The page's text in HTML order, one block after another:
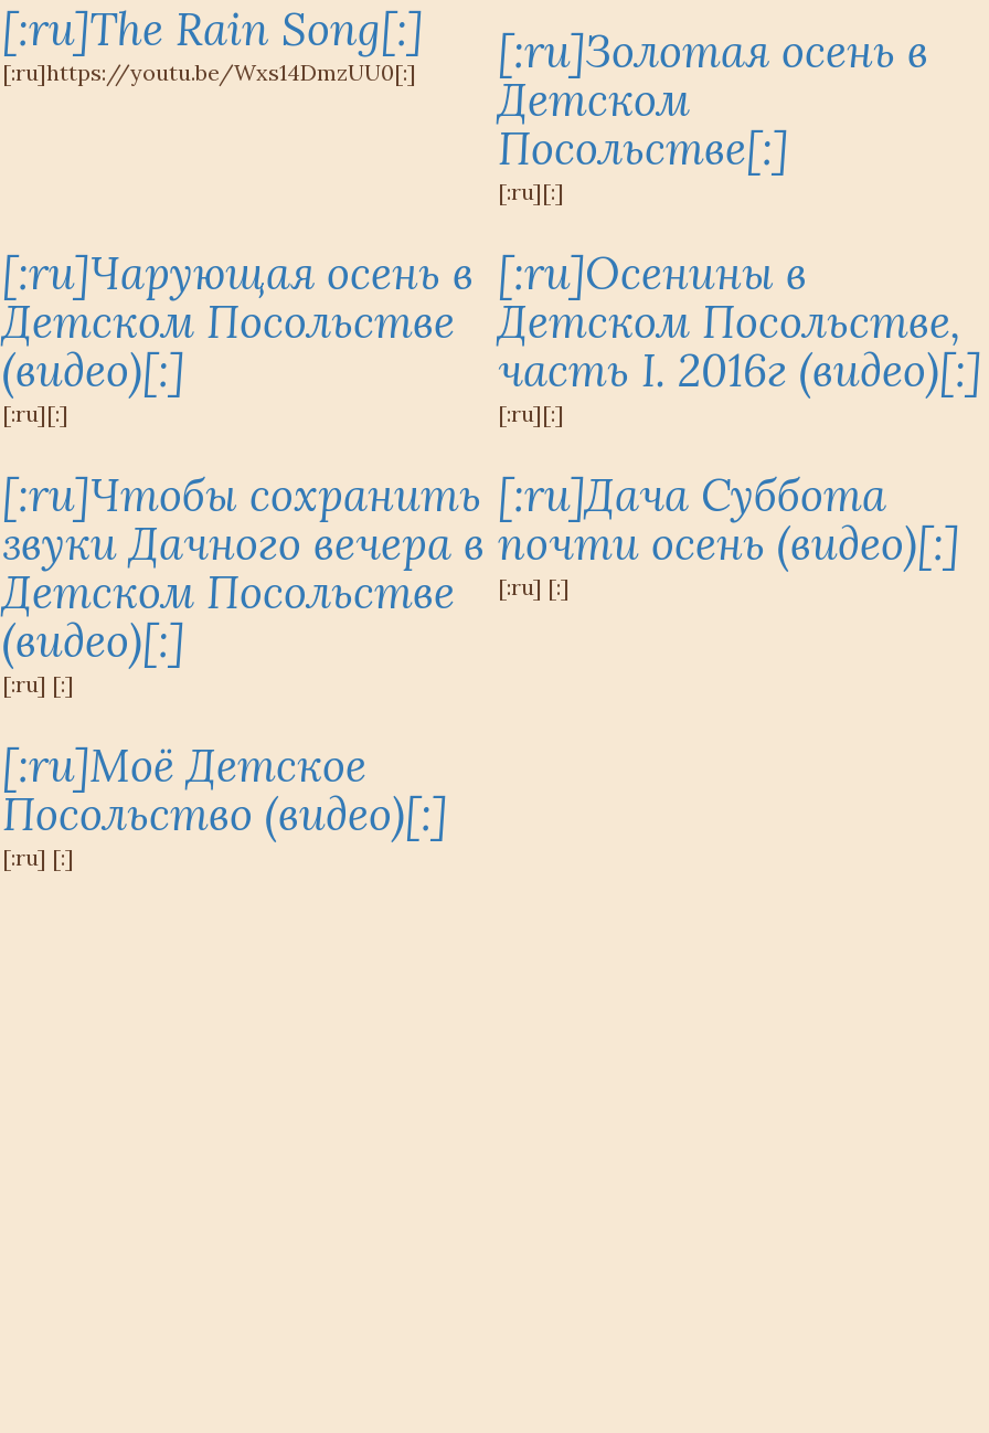
[:ru]The Rain Song[:]
[:ru]https://youtu.be/Wxs14DmzUU0[:]
[:ru]Золотая осень в
Детском
Посольстве[:]
[:ru][:]
[:ru]Чарующая осень в
Детском Посольстве
(видео)[:]
[:ru][:]
[:ru]Осенины в
Детском Посольстве,
часть I. 2016г (видео)[:]
[:ru][:]
[:ru]Чтобы сохранить
звуки Дачного вечера в
Детском Посольстве
(видео)[:]
[:ru] [:]
[:ru]Дача Суббота
почти осень (видео)[:]
[:ru] [:]
[:ru]Моё Детское
Посольство (видео)[:]
[:ru] [:]